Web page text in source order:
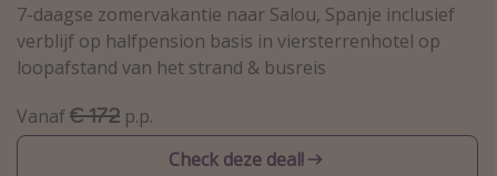
Type vakantie
Overzicht
Weekendje weg
7-daagse zomervakantie naar Salou, Spanje inclusief
verblijf op halfpension basis in viersterrenhotel op
loopafstand van het strand & busreis
Vanaf€ 172 p.p.
Check deze deal!